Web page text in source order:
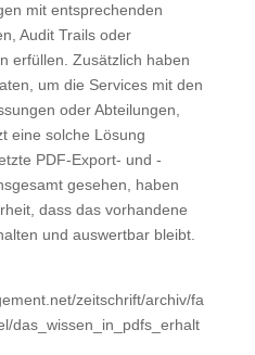
mit entsprechenden
Audit Trails oder
erfüllen. Zusätzlich haben
um die Services mit den
oder Abteilungen,
eine solche Lösung
PDF-Export- und -
gesehen, haben
dass das vorhandene
und auswertbar bleibt.
zeitschrift/archiv/fa
das_wissen_in_pdfs_erhalt